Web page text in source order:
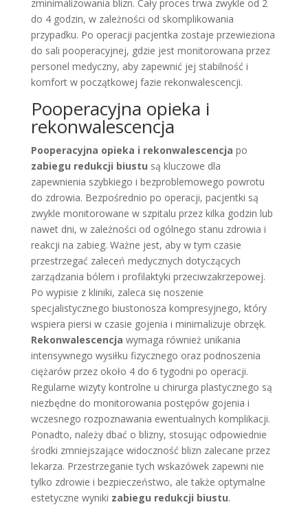
zminimalizowania blizn. Cały proces trwa zwykle od 2
do 4 godzin, w zależności od skomplikowania
przypadku. Po operacji pacjentka zostaje przewieziona
do sali pooperacyjnej, gdzie jest monitorowana przez
personel medyczny, aby zapewnić jej stabilność i
komfort w początkowej fazie rekonwalescencji.
Pooperacyjna opieka i
rekonwalescencja
Pooperacyjna opieka i rekonwalescencja po
zabiegu redukcji biustu są kluczowe dla
zapewnienia szybkiego i bezproblemowego powrotu
do zdrowia. Bezpośrednio po operacji, pacjentki są
zwykle monitorowane w szpitalu przez kilka godzin lub
nawet dni, w zależności od ogólnego stanu zdrowia i
reakcji na zabieg. Ważne jest, aby w tym czasie
przestrzegać zaleceń medycznych dotyczących
zarządzania bólem i profilaktyki przeciwzakrzepowej.
Po wypisie z kliniki, zaleca się noszenie
specjalistycznego biustonosza kompresyjnego, który
wspiera piersi w czasie gojenia i minimalizuje obrzęk.
Rekonwalescencja wymaga również unikania
intensywnego wysiłku fizycznego oraz podnoszenia
ciężarów przez około 4 do 6 tygodni po operacji.
Regularne wizyty kontrolne u chirurga plastycznego są
niezbędne do monitorowania postępów gojenia i
wczesnego rozpoznawania ewentualnych komplikacji.
Ponadto, należy dbać o blizny, stosując odpowiednie
środki zmniejszające widoczność blizn zalecane przez
lekarza. Przestrzeganie tych wskazówek zapewni nie
tylko zdrowie i bezpieczeństwo, ale także optymalne
estetyczne wyniki zabiegu redukcji biustu.